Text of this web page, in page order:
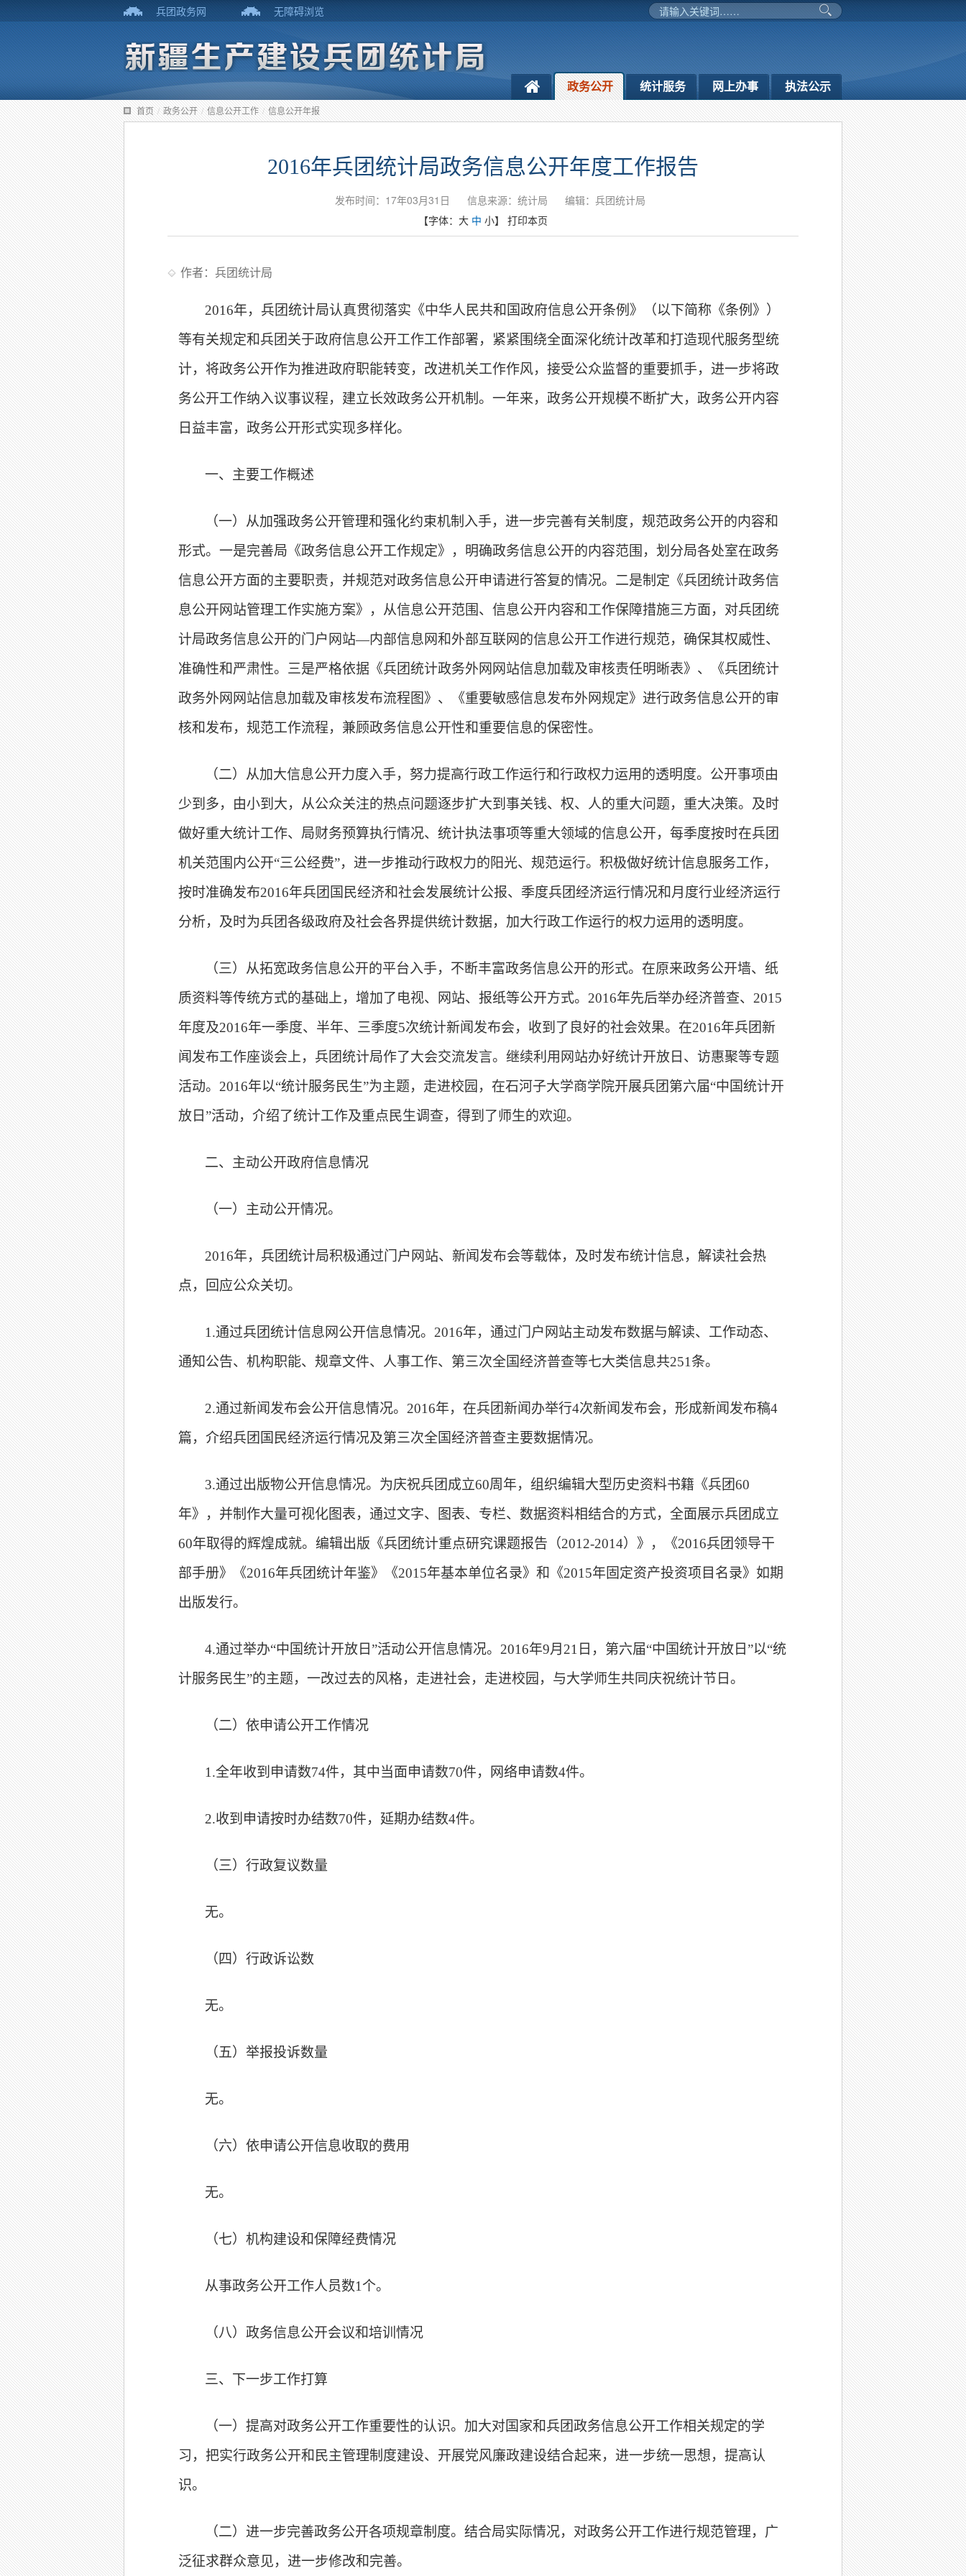
兵团政务网 无障碍浏览
政务公开 统计服务 网上办事 执法公示
首页 / 政务公开 / 信息公开工作 / 信息公开年报
2016年兵团统计局政务信息公开年度工作报告
发布时间：17年03月31日 信息来源：统计局
编辑：兵团统计局
【字体： 大 中 小】 打印本页
作者：兵团统计局
2016年，兵团统计局认真贯彻落实《中华人民共和国政府信息公开条例》（以下简称《条例》）
等有关规定和兵团关于政府信息公开工作工作部署，紧紧围绕全面深化统计改革和打造现代服务型统
计，将政务公开作为推进政府职能转变，改进机关工作作风，接受公众监督的重要抓手，进一步将政
务公开工作纳入议事议程，建立长效政务公开机制。一年来，政务公开规模不断扩大，政务公开内容
日益丰富，政务公开形式实现多样化。
一、主要工作概述
（一）从加强政务公开管理和强化约束机制入手，进一步完善有关制度，规范政务公开的内容和
形式。一是完善局《政务信息公开工作规定》，明确政务信息公开的内容范围，划分局各处室在政务
信息公开方面的主要职责，并规范对政务信息公开申请进行答复的情况。二是制定《兵团统计政务信
息公开网站管理工作实施方案》，从信息公开范围、信息公开内容和工作保障措施三方面，对兵团统
计局政务信息公开的门户网站—内部信息网和外部互联网的信息公开工作进行规范，确保其权威性、
准确性和严肃性。三是严格依据《兵团统计政务外网网站信息加载及审核责任明晰表》、《兵团统计
政务外网网站信息加载及审核发布流程图》、《重要敏感信息发布外网规定》进行政务信息公开的审
核和发布，规范工作流程，兼顾政务信息公开性和重要信息的保密性。
（二）从加大信息公开力度入手，努力提高行政工作运行和行政权力运用的透明度。公开事项由
少到多，由小到大，从公众关注的热点问题逐步扩大到事关钱、权、人的重大问题，重大决策。及时
做好重大统计工作、局财务预算执行情况、统计执法事项等重大领域的信息公开，每季度按时在兵团
机关范围内公开“三公经费”，进一步推动行政权力的阳光、规范运行。积极做好统计信息服务工作，
按时准确发布2016年兵团国民经济和社会发展统计公报、季度兵团经济运行情况和月度行业经济运行
分析，及时为兵团各级政府及社会各界提供统计数据，加大行政工作运行的权力运用的透明度。
（三）从拓宽政务信息公开的平台入手，不断丰富政务信息公开的形式。在原来政务公开墙、纸
质资料等传统方式的基础上，增加了电视、网站、报纸等公开方式。2016年先后举办经济普查、2015
年度及2016年一季度、半年、三季度5次统计新闻发布会，收到了良好的社会效果。在2016年兵团新
闻发布工作座谈会上，兵团统计局作了大会交流发言。继续利用网站办好统计开放日、访惠聚等专题
活动。2016年以“统计服务民生”为主题，走进校园，在石河子大学商学院开展兵团第六届“中国统计开
放日”活动，介绍了统计工作及重点民生调查，得到了师生的欢迎。
二、主动公开政府信息情况
（一）主动公开情况。
2016年，兵团统计局积极通过门户网站、新闻发布会等载体，及时发布统计信息，解读社会热
点，回应公众关切。
1.通过兵团统计信息网公开信息情况。2016年，通过门户网站主动发布数据与解读、工作动态、
通知公告、机构职能、规章文件、人事工作、第三次全国经济普查等七大类信息共251条。
2.通过新闻发布会公开信息情况。2016年，在兵团新闻办举行4次新闻发布会，形成新闻发布稿4
篇，介绍兵团国民经济运行情况及第三次全国经济普查主要数据情况。
3.通过出版物公开信息情况。为庆祝兵团成立60周年，组织编辑大型历史资料书籍《兵团60
年》，并制作大量可视化图表，通过文字、图表、专栏、数据资料相结合的方式，全面展示兵团成立
60年取得的辉煌成就。编辑出版《兵团统计重点研究课题报告（2012-2014）》，《2016兵团领导干
部手册》《2016年兵团统计年鉴》《2015年基本单位名录》和《2015年固定资产投资项目名录》如期
出版发行。
4.通过举办“中国统计开放日”活动公开信息情况。2016年9月21日，第六届“中国统计开放日”以“统
计服务民生”的主题，一改过去的风格，走进社会，走进校园，与大学师生共同庆祝统计节日。
（二）依申请公开工作情况
1.全年收到申请数74件，其中当面申请数70件，网络申请数4件。
2.收到申请按时办结数70件，延期办结数4件。
（三）行政复议数量
无。
（四）行政诉讼数
无。
（五）举报投诉数量
无。
（六）依申请公开信息收取的费用
无。
（七）机构建设和保障经费情况
从事政务公开工作人员数1个。
（八）政务信息公开会议和培训情况
三、下一步工作打算
（一）提高对政务公开工作重要性的认识。 加大对国家和兵团政务信息公开工作相关规定的学
习，把实行政务公开和民主管理制度建设、开展党风廉政建设结合起来，进一步统一思想，提高认
识。
（二）进一步完善政务公开各项规章制度。 结合局实际情况，对政务公开工作进行规范管理，广
泛征求群众意见，进一步修改和完善。